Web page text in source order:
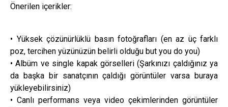
Önerilen içerikler:
• Yüksek çözünürlüklü basın fotoğrafları (en az üç farklı
poz, tercihen yüzünüzün belirli olduğu but you do you)
• Albüm ve single kapak görselleri (Şarkınızı çaldığınız ya
da başka bir sanatçının çaldığı görüntüler varsa buraya
yükleyebilirsiniz)
• Canlı performans veya video çekimlerinden görüntüler